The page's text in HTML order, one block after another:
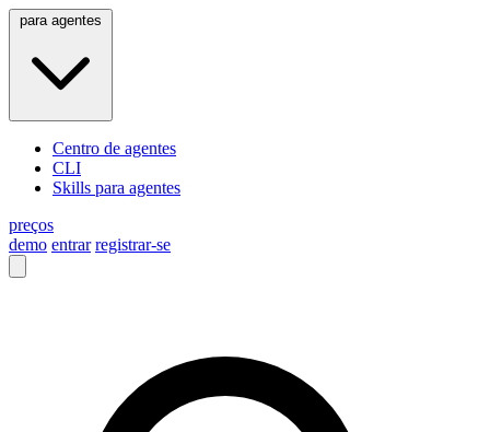
Centro de agentes
CLI
Skills para agentes
preços
demo entrar registrar-se